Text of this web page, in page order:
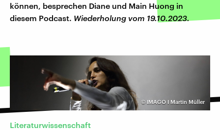
können, besprechen Diane und Main Huong in
diesem Podcast. Wiederholung vom 19.10.2023.
© IMAGO I Martin Müller
Literaturwissenschaft